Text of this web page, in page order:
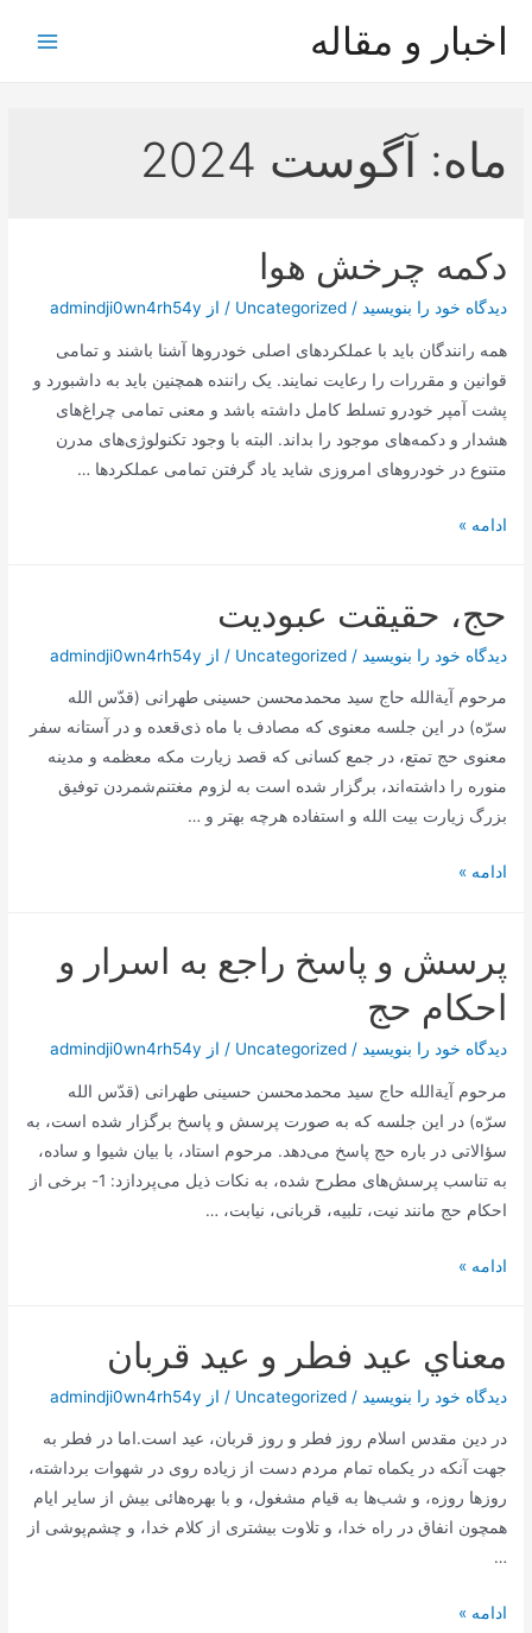
اخبار و مقاله
ماه: آگوست 2024
دکمه چرخش هوا
دیدگاه‌ خود را بنویسید /
Uncategorized / از admindji0wn4rh54y
همه رانندگان باید با عملکردهای اصلی خودروها آشنا باشند و تمامی
قوانین و مقررات را رعایت نمایند. یک راننده همچنین باید به داشبورد و
پشت آمپر خودرو تسلط کامل داشته باشد و معنی تمامی چراغ‌های
هشدار و دکمه‌های موجود را بداند. البته با وجود تکنولوژی‌های مدرن
متنوع در خودروهای امروزی شاید یاد گرفتن تمامی عملکردها …
دکمه
ادامه »
حج، حقیقت عبودیت
دیدگاه‌ خود را بنویسید /
Uncategorized / از admindji0wn4rh54y
مرحوم آیةالله حاج سید محمدمحسن حسینی طهرانی (قدّس الله
سرّه) در این جلسه معنوی که مصادف با ماه ذی‌قعده و در آستانه سفر
معنوی حج تمتع، در جمع کسانی که قصد زیارت مکه معظمه و مدینه
منوره را داشته‌اند، برگزار شده است به لزوم مغتنم‌شمردن توفیق
بزرگ زیارت بیت الله و استفاده هرچه بهتر و …
حج،
ادامه »
پرسش و پاسخ راجع به اسرار و
احکام حج
دیدگاه‌ خود را بنویسید /
Uncategorized / از admindji0wn4rh54y
مرحوم آیةالله حاج سید محمدمحسن حسینی طهرانی (قدّس الله
سرّه) در این جلسه که به صورت پرسش و پاسخ برگزار شده است، به
سؤالاتی در باره حج پاسخ می‌دهد. مرحوم استاد، با بیان شیوا و ساده،
به تناسب پرسش‌های مطرح شده، به نکات ذیل می‌پردازد: 1- برخی از
احکام حج مانند نیت، تلبیه، قربانی، نیابت، …
پرسش
راجع
و
احکام
حج
ادامه »
معناي‌ عيد فطر و عيد قربان
دیدگاه‌ خود را بنویسید /
Uncategorized / از admindji0wn4rh54y
در دين مقدس اسلام روز فطر و روز قربان، عيد است.اما در فطر به
جهت‌ آنکه در يکماه تمام مردم دست از زياده‌ روى در شهوات برداشته،
روزها روزه، و شب‌ها به قيام مشغول، و با بهره‌هائى بيش از ساير ايام
همچون انفاق در راه خدا، و تلاوت بيشترى از کلام خدا، و چشم‌پوشى از
…
معناي‌
ادامه »